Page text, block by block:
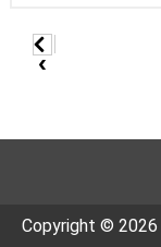
‹
Copyright © 2026